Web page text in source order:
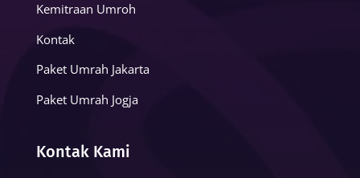
Kemitraan Umroh
Kontak
Paket Umrah Jakarta
Paket Umrah Jogja
Kontak Kami